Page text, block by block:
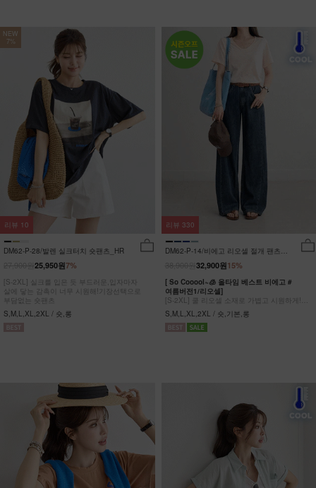
NEW
7%
DM62-P-28/발렌 실크터치 숏팬츠_HR
7%
25,950원
[S-2XL] 실크를 입은 듯 부드러운,입자마자
살에 닿는 감촉이 너무 시원해!기장선택으로
부담없는 숏팬츠
S,M,L,XL,2XL / 숏,롱
리뷰 10
DM62-P-14/비에고 리오셀 절개 팬츠
15%
32,900원
[ So Cooool~🧊 올타임 베스트 비에고 #
여름버전1/리오셀]
[S-2XL] 쿨 리오셀 소재로 가볍고 시원하게!
사이드 절개 쿨링 데님팬츠
S,M,L,XL,2XL / 숏,기본,롱
리뷰 330